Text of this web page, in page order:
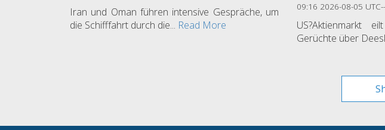
Iran und Oman führen intensive Gespräche, um
die Schifffahrt durch die... Read More
09:16 2026-08-05
US?Aktienmarkt
Gerüchte über